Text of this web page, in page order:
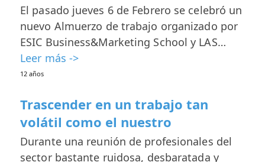
El pasado jueves 6 de Febrero se celebró un
nuevo Almuerzo de trabajo organizado por
ESIC Business&Marketing School y LAS…
Leer más ->
12 años
Trascender en un trabajo tan
volátil como el nuestro
Durante una reunión de profesionales del
sector bastante ruidosa, desbaratada y